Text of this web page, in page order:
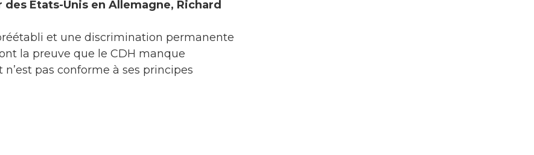
des Etats-Unis en Allemagne, Richard
et une discrimination permanente
la preuve que le CDH manque
n’est pas conforme à ses principes